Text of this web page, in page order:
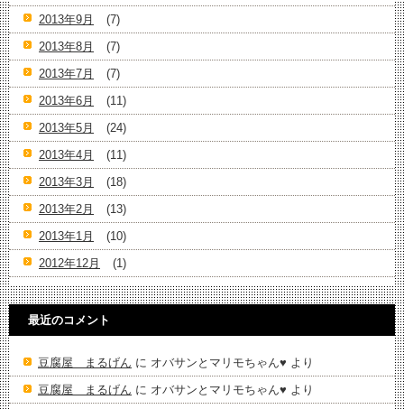
2013年9月
(7)
2013年8月
(7)
2013年7月
(7)
2013年6月
(11)
2013年5月
(24)
2013年4月
(11)
2013年3月
(18)
2013年2月
(13)
2013年1月
(10)
2012年12月
(1)
最近のコメント
豆腐屋 まるげん に オバサンとマリモちゃん♥️ より
豆腐屋 まるげん に オバサンとマリモちゃん♥️ より